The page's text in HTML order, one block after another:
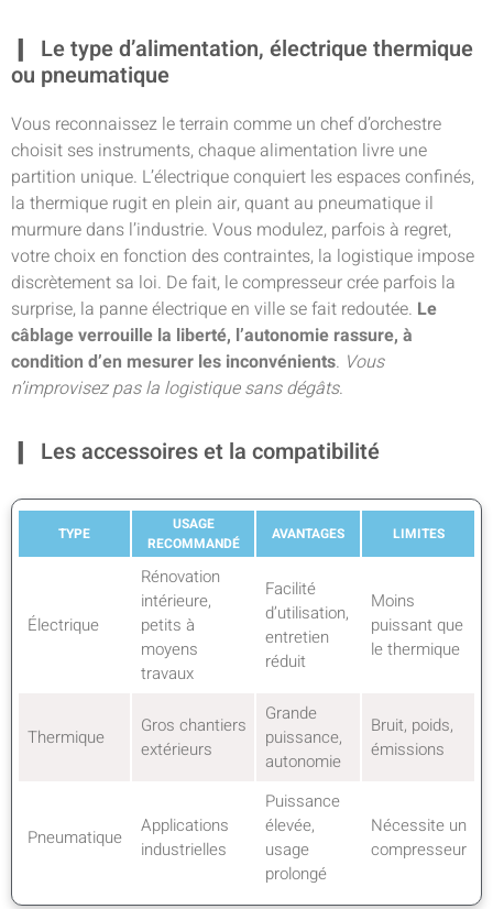
Le type d’alimentation, électrique thermique
ou pneumatique
Vous reconnaissez le terrain comme un chef d’orchestre
choisit ses instruments, chaque alimentation livre une
partition unique. L’électrique conquiert les espaces confinés,
la thermique rugit en plein air, quant au pneumatique il
murmure dans l’industrie. Vous modulez, parfois à regret,
votre choix en fonction des contraintes, la logistique impose
discrètement sa loi. De fait, le compresseur crée parfois la
surprise, la panne électrique en ville se fait redoutée. Le
câblage verrouille la liberté, l’autonomie rassure, à
condition d’en mesurer les inconvénients. Vous
n’improvisez pas la logistique sans dégâts.
Les accessoires et la compatibilité
TYPE
USAGE
RECOMMANDÉ
AVANTAGES LIMITES
Électrique
Rénovation
intérieure,
petits à
moyens
travaux
Facilité
d’utilisation,
entretien
réduit
Moins
puissant que
le thermique
Thermique
Gros chantiers
extérieurs
Grande
puissance,
autonomie
Bruit, poids,
émissions
Pneumatique
Applications
industrielles
Puissance
élevée,
usage
prolongé
Nécessite un
compresseur